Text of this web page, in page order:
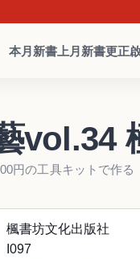
本月新書 上月新書更正
vol.34
円の工具キットで作る
楓書坊文化出版社
I097